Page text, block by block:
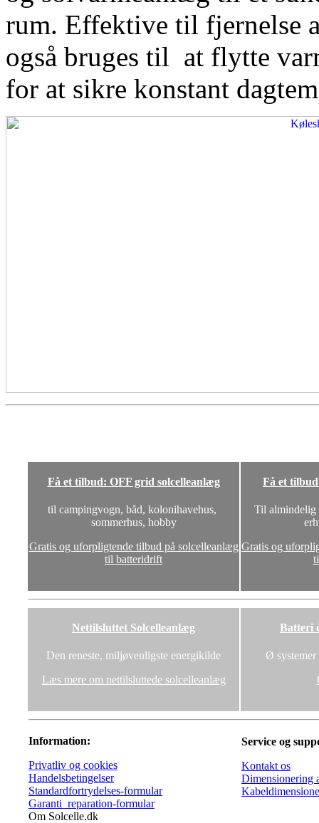
rum. Effektive til fjernelse
også bruges til at flytte
for at sikre konstant
Få et tilbud: OFF grid solcelleanlæg
til campingvogn, båd, kolonihavehus,
sommerhus, hobby
Gratis og uforpligtende tilbud på solcelleanlæg
til batteridrift
Få et
Til almindelig
Gratis og
Nettilsluttet Solcelleanlæg
Den reneste, miljøvenligste energikilde
Læs mere om nettilsluttede solcelleanlæg
Batteri
Ø
Information:
Privatliv og cookies
Handelsbetingelser
Standardfortrydelses-formular
Garanti_reparation-formular
Om Solcelle.dk
Service og
Kontakt os
Dimensionering